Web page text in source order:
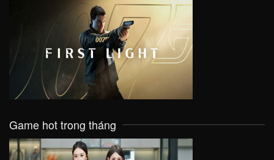
VIEW
Game hot trong tháng